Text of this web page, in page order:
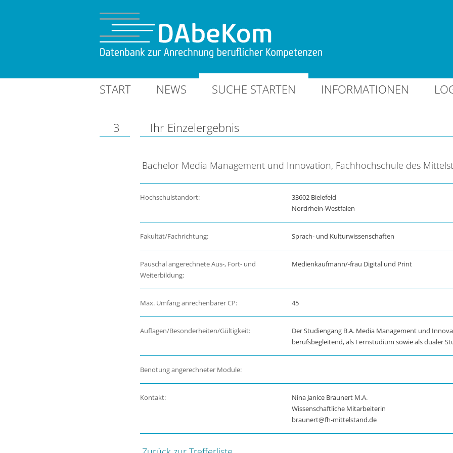
START NEWS SUCHE STARTEN INFORMATIONEN
3 Ihr Einzelergebnis
Bachelor Media Management und Innovation, Fachhochschule des
Hochschulstandort:
33602 Bielefeld
Nordrhein-Westfalen
Fakultät/Fachrichtung: Sprach- und Kulturwissenschaften
Pauschal angerechnete Aus-, Fort- und
Weiterbildung:
Medienkaufmann/-frau Digital und Print
Max. Umfang anrechenbarer CP: 45
Auflagen/Besonderheiten/Gültigkeit:
Der Studiengang B.A. Media Management und
berufsbegleitend, als Fernstudium sowie als dualer
Benotung angerechneter Module:
Kontakt:
Nina Janice Braunert M.A.
Wissenschaftliche Mitarbeiterin
braunert@fh-mittelstand.de